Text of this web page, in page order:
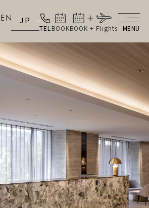
JP
TEL BOOKBOOK + Flights MENU